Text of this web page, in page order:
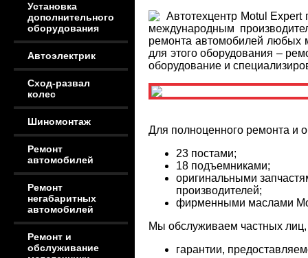
Установка
дополнительного
оборудования
Автоэлектрик
Сход-развал
колес
Шиномонтаж
Ремонт
автомобилей
Ремонт
негабаритных
автомобилей
Ремонт и
обслуживание
Автотехцентр Motul
международным
ремонта автомобилей любых
для этого оборудования –
оборудование и
Для полноценного ремонта и
23 постами;
18 подъемниками;
оригинальными
производителей;
фирменными маслами
Мы обслуживаем частных лиц,
гарантии,